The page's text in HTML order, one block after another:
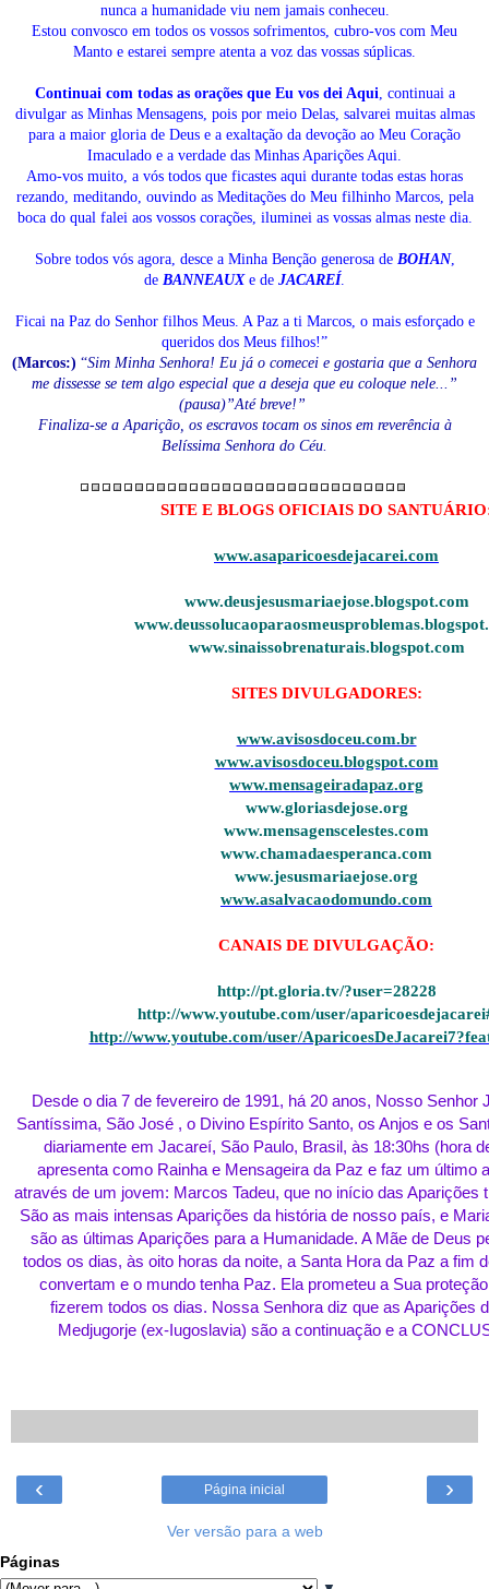
nunca a humanidade viu nem jamais conheceu.
Estou convosco em todos os vossos sofrimentos, cubro-vos com Meu
Manto e estarei sempre atenta a voz das vossas súplicas.
Continuai com todas as orações que Eu vos dei Aqui, continuai a
divulgar as Minhas Mensagens, pois por meio Delas, salvarei muitas almas
para a maior gloria de Deus e a exaltação da devoção ao Meu Coração
Imaculado e a verdade das Minhas Aparições Aqui.
Amo-vos muito, a vós todos que ficastes aqui durante todas estas horas
rezando, meditando, ouvindo as Meditações do Meu filhinho Marcos, pela
boca do qual falei aos vossos corações, iluminei as vossas almas neste dia.
Sobre todos vós agora, desce a Minha Benção generosa de BOHAN,
de BANNEAUXe de JACAREÍ.
Ficai na Paz do Senhor filhos Meus. A Paz a ti Marcos, o mais esforçado e
queridos dos Meus filhos!”
(Marcos:) “Sim Minha Senhora! Eu já o comecei e gostaria que a Senhora
me dissesse se tem algo especial que a deseja que eu coloque nele...”
(pausa)”Até breve!”
Finaliza-se a Aparição, os escravos tocam os sinos em reverência à
Belíssima Senhora do Céu.
SITE E BLOGS OFICIAIS DO
www.asaparicoesdejacarei.com
www.deusjesusmariaejose.blogspot.com
www.sinaissobrenaturais.blogspot.com
SITES DIVULGADORES:
www.avisosdoceu.com.br
www.avisosdoceu.blogspot.com
www.mensageiradapaz.org
www.gloriasdejose.org
www.mensagenscelestes.com
www.chamadaesperanca.com
www.jesusmariaejose.org
www.asalvacaodomundo.com
CANAIS DE DIVULGAÇÃO:
http://pt.gloria.tv/?user=28228
http://www.youtube.com/user/
http://www.youtube.com/user/
Desde o dia 7 de fevereiro de 1991, há 20 anos, Nosso Senhor
Santíssima, São José , o Divino Espírito Santo, os Anjos e os
diariamente em Jacareí, São Paulo, Brasil, às 18:30hs (hora
apresenta como Rainha e Mensageira da Paz e faz um último
através de um jovem: Marcos Tadeu, que no início das Aparições
São as mais intensas Aparições da história de nosso país, e
são as últimas Aparições para a Humanidade. A Mãe de Deus
todos os dias, às oito horas da noite, a Santa Hora da Paz a fim
convertam e o mundo tenha Paz. Ela prometeu a Sua
fizerem todos os dias. Nossa Senhora diz que as Aparições
Medjugorje (ex-Iugoslavia) são a continuação e a
‹ ›
Página inicial
Ver versão para a web
Páginas